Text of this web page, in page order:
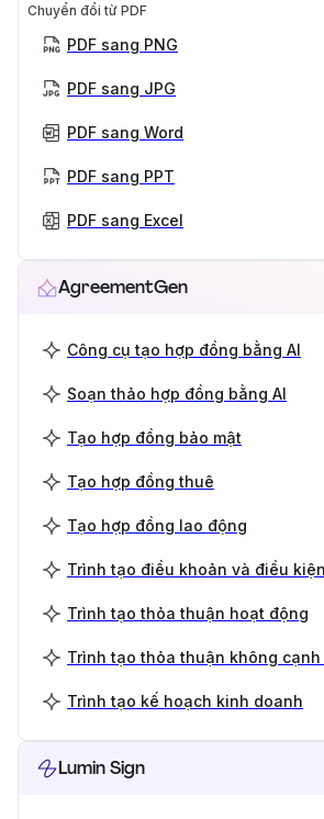
Chuyển đổi từ PDF
PDF sang PNG
PDF sang JPG
PDF sang Word
PDF sang PPT
PDF sang Excel
AgreementGen
Công cụ tạo hợp đồng bằng AI
Soạn thảo hợp đồng bằng AI
Tạo hợp đồng bảo mật
Tạo hợp đồng thuê
Tạo hợp đồng lao động
Trình tạo điều khoản và điều kiện
Trình tạo thỏa thuận hoạt động
Trình tạo thỏa thuận không cạnh
Trình tạo kế hoạch kinh doanh
Lumin Sign